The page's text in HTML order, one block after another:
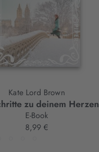
Kate Lord Brown
zu deinem Herzen
E-Book
8,99 €